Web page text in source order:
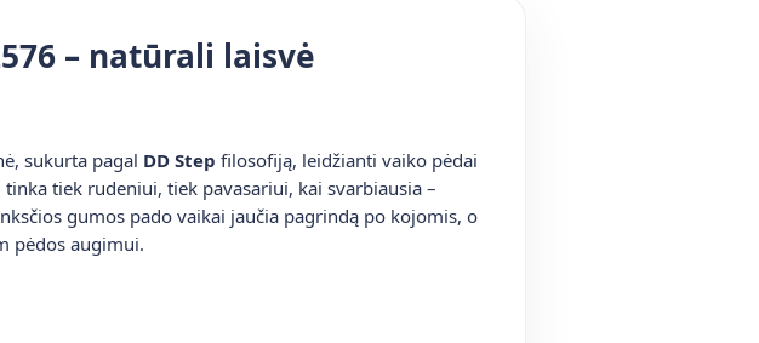
– natūrali laisvė
sukurta pagal DD Step filosofiją, leidžianti vaiko pėdai
tiek rudeniui, tiek pavasariui, kai svarbiausia –
gumos pado vaikai jaučia pagrindą po kojomis, o
pėdos augimui.